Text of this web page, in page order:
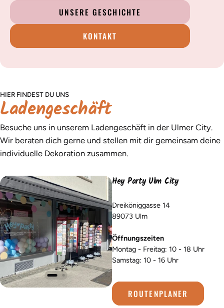
UNSERE GESCHICHTE
KONTAKT
HIER FINDEST DU UNS
Ladengeschäft
Besuche uns in unserem Ladengeschäft in der Ulmer City.
Wir beraten dich gerne und stellen mit dir gemeinsam deine
individuelle Dekoration zusammen.
Hey Party Ulm City
Dreiköniggasse 14
89073 Ulm
Öffnungszeiten
Montag - Freitag: 10 - 18 Uhr
Samstag: 10 - 16 Uhr
ROUTENPLANER